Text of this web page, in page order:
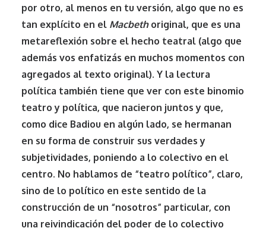
por otro, al menos en tu versión, algo que no es
tan explícito en el Macbethoriginal, que es una
metareflexión sobre el hecho teatral (algo que
además vos enfatizás en muchos momentos con
agregados al texto original). Y la lectura
política también tiene que ver con este binomio
teatro y política, que nacieron juntos y que,
como dice Badiou en algún lado, se hermanan
en su forma de construir sus verdades y
subjetividades, poniendo a lo colectivo en el
centro. No hablamos de “teatro político”, claro,
sino de lo político en este sentido de la
construcción de un “nosotros” particular, con
una reivindicación del poder de lo colectivo